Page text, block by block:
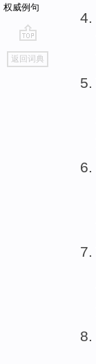
权威例句
go
top
返回词典